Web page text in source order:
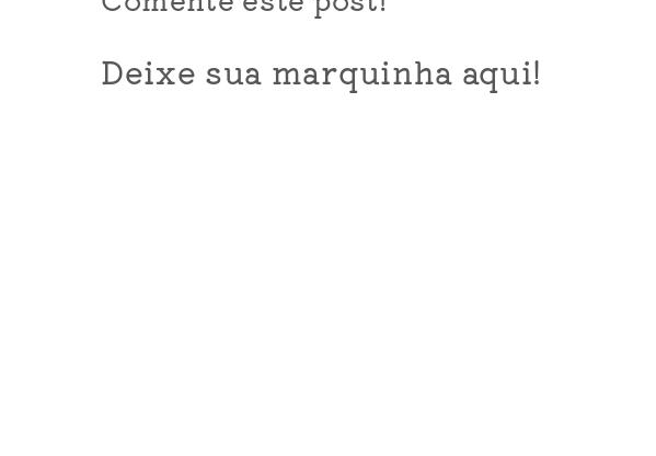
Deixe sua marquinha aqui!